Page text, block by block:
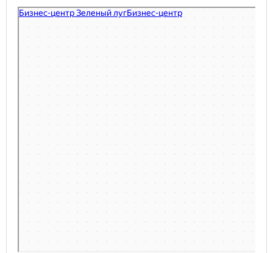
Минск
Улица Мирошниченко — Яндекс.Карты